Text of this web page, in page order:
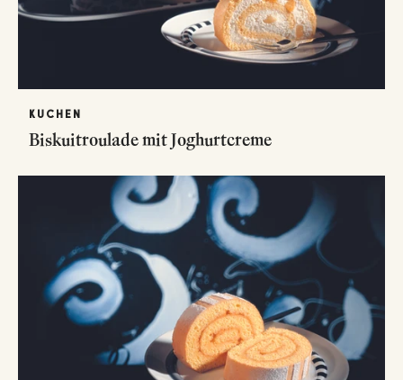
KUCHEN
Biskuitroulade mit Joghurtcreme